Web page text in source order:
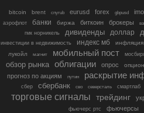
bitcoin brent cnyrub eurusd forex gbpusd
аэрофлот банки биржа биткоин брокеры
гмк норникель
дивиденды доллар
инвестиции в недвижимость индекс мб
инфляция
лукойл
магнит мобильный пост
обзор рынка облигации опрос
прогноз по акциям путин раскрытие
сбер сбербанк сво северсталь смартлаб
торговые сигналы трейдинг
фьючерс ртс фьючерсы